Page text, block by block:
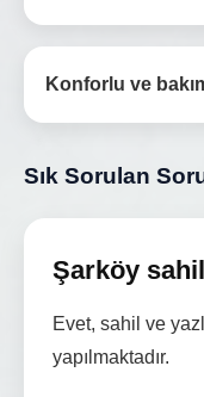
Konforlu ve
Sık Sorulan
Şarköy
Evet, sahil ve
yapılmaktadır.